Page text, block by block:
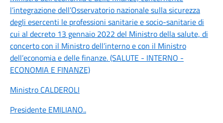
l’integrazione dell’Osservatorio nazionale sulla sicurezza
degli esercenti le professioni sanitarie e socio-sanitarie di
cui al decreto 13 gennaio 2022 del Ministro della salute, di
concerto con il Ministro dell’interno e con il Ministro
dell’economia e delle finanze. (SALUTE - INTERNO -
ECONOMIA E FINANZE)
Ministro CALDEROLI
Presidente EMILIANO..